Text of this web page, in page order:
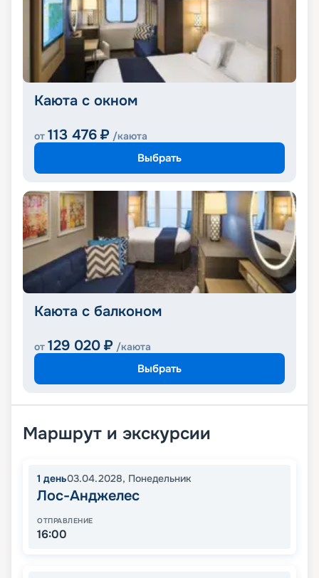
Каюта с окном
от 113 476 ₽ /каюта
Выбрать
Каюта с балконом
от 129 020 ₽ /каюта
Выбрать
Маршрут и экскурсии
1 день03.04.2028, Понедельник
Лос-Анджелес
ОТПРАВЛЕНИЕ
16:00